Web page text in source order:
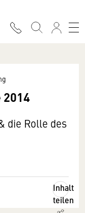
die Rolle des
Inhalt
teilen